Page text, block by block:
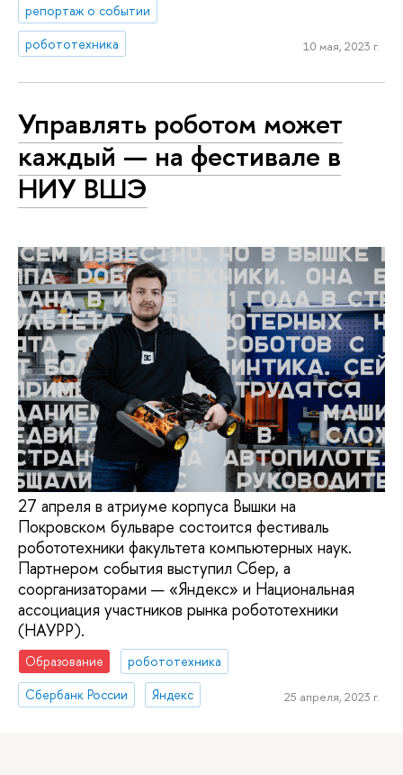
репортаж о событии
робототехника
10 мая, 2023 г.
Управлять роботом может
каждый — на фестивале в
НИУ ВШЭ
27 апреля в атриуме корпуса Вышки на
Покровском бульваре состоится фестиваль
робототехники факультета компьютерных наук.
Партнером события выступил Сбер, а
соорганизаторами — «Яндекс» и Национальная
ассоциация участников рынка робототехники
(НАУРР).
Образование
робототехника
Сбербанк России
Яндекс 25 апреля, 2023 г.